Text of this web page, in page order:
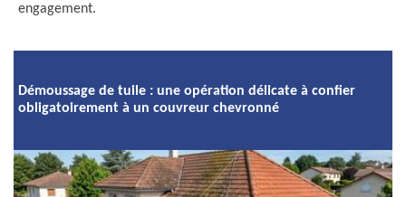
engagement.
Démoussage de tuile : une opération délicate à confier
obligatoirement à un couvreur chevronné